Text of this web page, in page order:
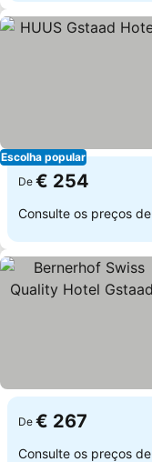
Escolha popular
De € 254
Consulte os preços de
De € 267
Consulte os preços de